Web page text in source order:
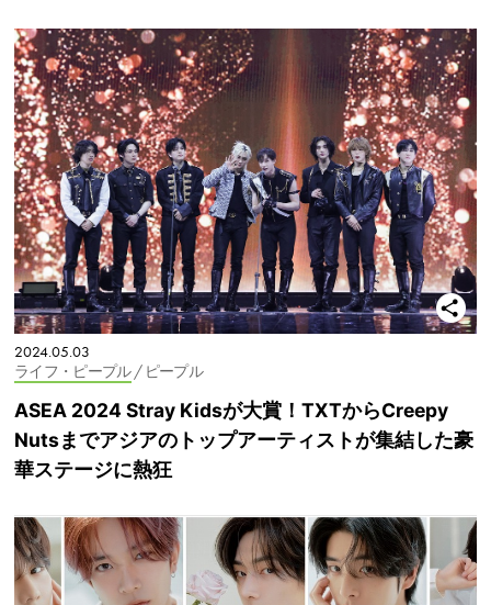
2024.05.03
ライフ・ピープル/ ピープル
ASEA 2024 Stray Kidsが大賞！TXTからCreepy
Nutsまでアジアのトップアーティストが集結した豪
華ステージに熱狂